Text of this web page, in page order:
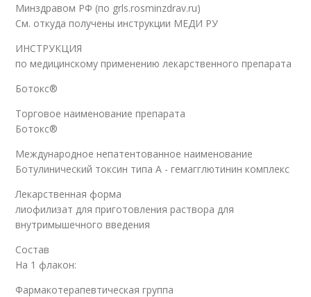
Минздравом РФ (по grls.rosminzdrav.ru)
См. откуда получены инструкции МЕДИ РУ
ИНСТРУКЦИЯ
по медицинскому применению лекарственного препарата
Ботокс®
Торговое наименование препарата
Ботокс®
Международное непатентованное наименование
Ботулинический токсин типа A - гемагглютинин комплекс
Лекарственная форма
лиофилизат для приготовления раствора для
внутримышечного введения
Состав
На 1 флакон:
Фармакотерапевтическая группа